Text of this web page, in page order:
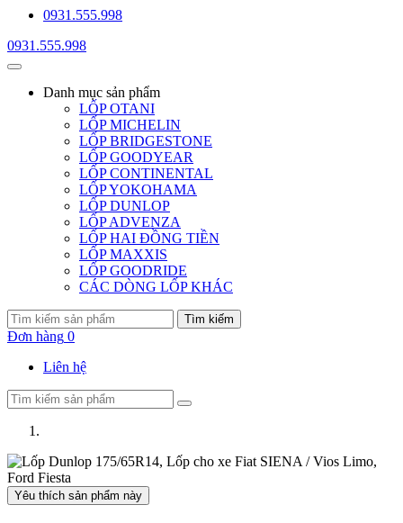
0931.555.998
0931.555.998
Danh mục sản phẩm
LỐP OTANI
LỐP MICHELIN
LỐP BRIDGESTONE
LỐP GOODYEAR
LỐP CONTINENTAL
LỐP YOKOHAMA
LỐP DUNLOP
LỐP ADVENZA
LỐP HAI ĐỒNG TIỀN
LỐP MAXXIS
LỐP GOODRIDE
CÁC DÒNG LỐP KHÁC
Tìm kiếm
Đơn hàng 0
Liên hệ
Yêu thích sản phẩm này